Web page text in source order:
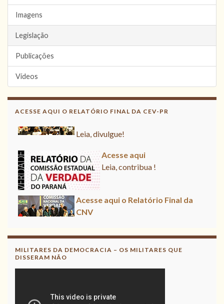
Imagens
Legislação
Publicações
Vídeos
ACESSE AQUI O RELATÓRIO FINAL DA CEV-PR
Acesse aqui o Relatório Final da
Leia, divulgue!
Acesse aqui
Leia, contribua !
Acesse aqui o Relatório Final da
CNV
MILITARES DA DEMOCRACIA – OS MILITARES QUE
DISSERAM NÃO